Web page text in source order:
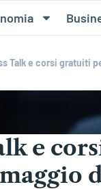
Talk e corsi gratuiti
e